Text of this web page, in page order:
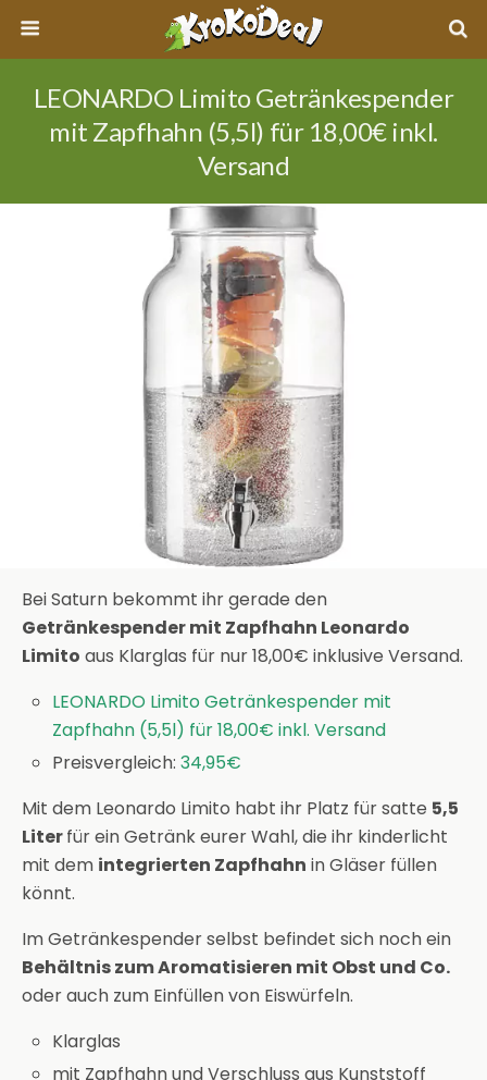
LEONARDO Limito Getränkespender
mit Zapfhahn (5,5l) für 18,00€ inkl.
Versand
Bei Saturn bekommt ihr gerade den
Getränkespender mit Zapfhahn Leonardo
Limito aus Klarglas für nur 18,00€ inklusive Versand.
LEONARDO Limito Getränkespender mit
Zapfhahn (5,5l) für 18,00€ inkl. Versand
Preisvergleich:34,95€
Mit dem Leonardo Limito habt ihr Platz für satte 5,5
Literfür ein Getränk eurer Wahl, die ihr kinderlicht
mit dem integrierten Zapfhahn in Gläser füllen
könnt.
Im Getränkespender selbst befindet sich noch ein
Behältnis zum Aromatisieren mit Obst und Co.
oder auch zum Einfüllen von Eiswürfeln.
Klarglas
mit Zapfhahn und Verschluss aus Kunststoff